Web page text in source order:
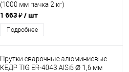
(1000 мм пачка 2 кг)
1 663 ₽/ шт
Подробнее
Прутки сварочные алюминиевые
КЕДР TIG ER-4043 AlSi5 Ø 1,6 мм